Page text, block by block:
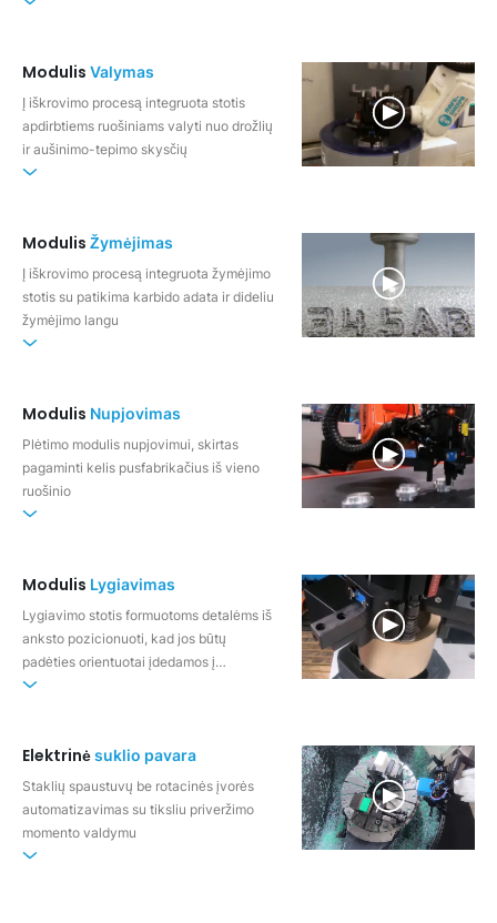
Modulis Valymas
Į iškrovimo procesą integruota stotis
apdirbtiems ruošiniams valyti nuo drožlių
ir aušinimo-tepimo skysčių
Modulis Žymėjimas
Į iškrovimo procesą integruota žymėjimo
stotis su patikima karbido adata ir dideliu
žymėjimo langu
Modulis Nupjovimas
Plėtimo modulis nupjovimui, skirtas
pagaminti kelis pusfabrikačius iš vieno
ruošinio
Modulis Lygiavimas
Lygiavimo stotis formuotoms detalėms iš
anksto pozicionuoti, kad jos būtų
padėties orientuotai įdedamos į
apdirbimo stakles
Elektrinėsuklio pavara
Staklių spaustuvų be rotacinės įvorės
automatizavimas su tiksliu priveržimo
momento valdymu